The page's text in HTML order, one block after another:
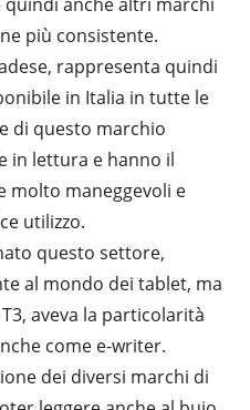
più consistente.
rappresenta quindi
in Italia in tutte le
di questo marchio
in lettura e hanno il
molto maneggevoli e
utilizzo.
questo settore,
al mondo dei tablet, ma
aveva la particolarità
come e-writer.
dei diversi marchi di